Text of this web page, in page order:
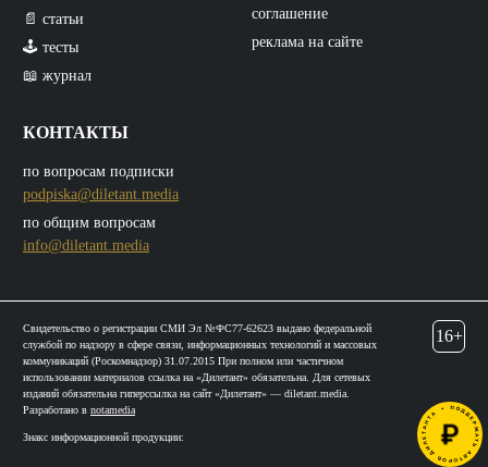
📄 статьи
🕹️ тесты
📖 журнал
КОНТАКТЫ
по вопросам подписки
podpiska@diletant.media
по общим вопросам
info@diletant.media
соглашение
реклама на сайте
Свидетельство о регистрации СМИ Эл №ФС77-62623 выдано федеральной
службой по надзору в сфере связи, информационных технологий и массовых
коммуникаций (Роскомнадзор) 31.07.2015 При полном или частичном
использовании материалов ссылка на «Дилетант» обязательна. Для сетевых
изданий обязательна гиперссылка на сайт «Дилетант» — diletant.media.
Разработано в notamedia
Знакс информационной продукции:
16+